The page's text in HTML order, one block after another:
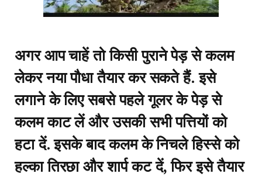
अगर आप चाहें तो किसी पुराने पेड़ से कलम
लेकर नया पौधा तैयार कर सकते हैं. इसे
लगाने के लिए सबसे पहले गूलर के पेड़ से
कलम काट लें और उसकी सभी पत्तियों को
हटा दें. इसके बाद कलम के निचले हिस्से को
हल्का तिरछा और शार्प कट दें, फिर इसे तैयार